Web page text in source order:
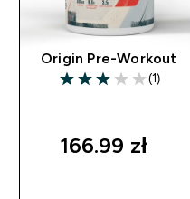
Origin Pre-Workout
3 out of 5 stars
(1)
166.99 zł‎